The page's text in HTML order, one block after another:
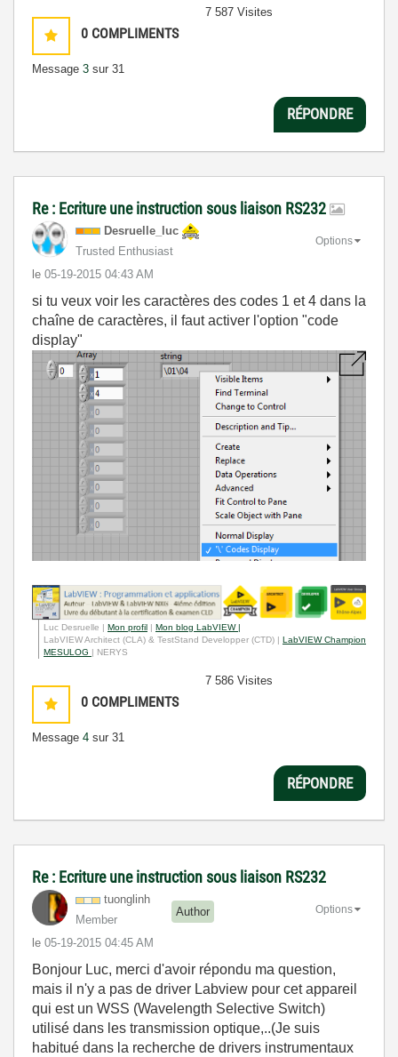
0 COMPLIMENTS
Message 3 sur 31
7 587 Visites
RÉPONDRE
Re : Ecriture une instruction sous liaison RS232
Desruelle_luc
Trusted Enthusiast
le ‎05-19-2015 04:43 AM
Options
si tu veux voir les caractères des codes 1 et 4 dans la
chaîne de caractères, il faut activer l'option "code
display"
Luc Desruelle | Mon profil | Mon blog LabVIEW |
LabVIEW Architect (CLA) & TestStand Developper (CTD) | LabVIEW Champion
MESULOG | NERYS
0 COMPLIMENTS
Message 4 sur 31
7 586 Visites
RÉPONDRE
Re : Ecriture une instruction sous liaison RS232
tuonglinh
Member
Author
le ‎05-19-2015 04:45 AM
Options
Bonjour Luc, merci d'avoir répondu ma question,
mais il n'y a pas de driver Labview pour cet appareil
qui est un WSS (Wavelength Selective Switch)
utilisé dans les transmission optique,..(Je suis
habitué dans la recherche de drivers instrumentaux